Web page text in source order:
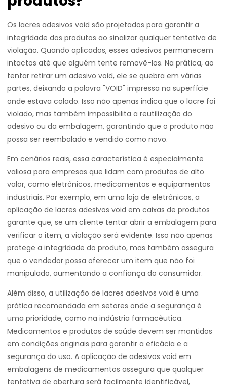
Os lacres adesivos void são projetados para garantir a
integridade dos produtos ao sinalizar qualquer tentativa de
violação. Quando aplicados, esses adesivos permanecem
intactos até que alguém tente removê-los. Na prática, ao
tentar retirar um adesivo void, ele se quebra em várias
partes, deixando a palavra "VOID" impressa na superfície
onde estava colado. Isso não apenas indica que o lacre foi
violado, mas também impossibilita a reutilização do
adesivo ou da embalagem, garantindo que o produto não
possa ser reembalado e vendido como novo.
Em cenários reais, essa característica é especialmente
valiosa para empresas que lidam com produtos de alto
valor, como eletrônicos, medicamentos e equipamentos
industriais. Por exemplo, em uma loja de eletrônicos, a
aplicação de lacres adesivos void em caixas de produtos
garante que, se um cliente tentar abrir a embalagem para
verificar o item, a violação será evidente. Isso não apenas
protege a integridade do produto, mas também assegura
que o vendedor possa oferecer um item que não foi
manipulado, aumentando a confiança do consumidor.
Além disso, a utilização de lacres adesivos void é uma
prática recomendada em setores onde a segurança é
uma prioridade, como na indústria farmacêutica.
Medicamentos e produtos de saúde devem ser mantidos
em condições originais para garantir a eficácia e a
segurança do uso. A aplicação de adesivos void em
embalagens de medicamentos assegura que qualquer
tentativa de abertura será facilmente identificável,